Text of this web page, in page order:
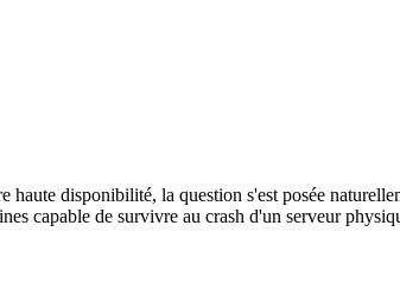
disponibilité, la question s'est posée
capable de survivre au crash d'un serveur